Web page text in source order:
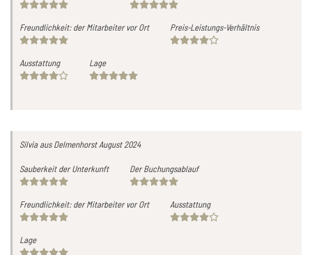
Freundlichkeit: der Mitarbeiter vor Ort Preis-Leistungs-Verhältnis
Ausstattung Lage
Silviaaus DelmenhorstAugust 2024
Sauberkeit der Unterkunft Der Buchungsablauf
Freundlichkeit: der Mitarbeiter vor Ort Ausstattung
Lage